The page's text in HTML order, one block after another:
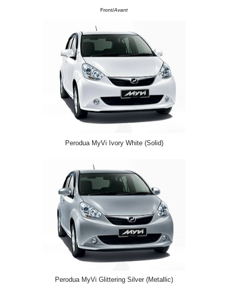
Front/Avant
Perodua MyVi Ivory White (Solid)
Perodua MyVi Glittering Silver (Metallic)